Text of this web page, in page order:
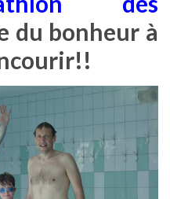
du bonheur à